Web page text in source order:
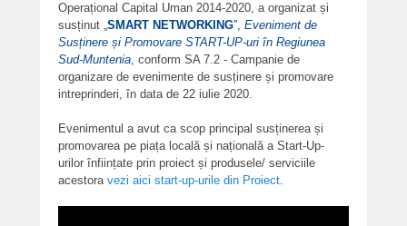
Operațional Capital Uman 2014-2020, a organizat și
susținut „SMART NETWORKING”, Eveniment de
Susținere și Promovare START-UP-uri în Regiunea
Sud-Muntenia, conform SA 7.2 - Campanie de
organizare de evenimente de susținere și promovare
intreprinderi, în data de 22 iulie 2020.
Evenimentul a avut ca scop principal susținerea și
promovarea pe piața locală și națională a Start-Up-
urilor înființate prin proiect și produsele/ serviciile
acestora vezi aici start-up-urile din Proiect.